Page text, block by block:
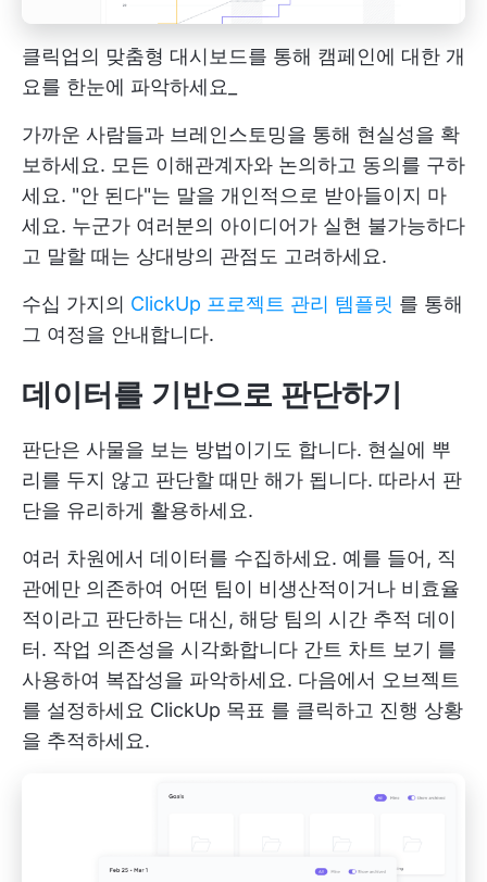
클릭업의 맞춤형 대시보드를 통해 캠페인에 대한 개
요를 한눈에 파악하세요_
가까운 사람들과 브레인스토밍을 통해 현실성을 확
보하세요. 모든 이해관계자와 논의하고 동의를 구하
세요. "안 된다"는 말을 개인적으로 받아들이지 마
세요. 누군가 여러분의 아이디어가 실현 불가능하다
고 말할 때는 상대방의 관점도 고려하세요.
수십 가지의 ClickUp 프로젝트 관리 템플릿 를 통해
그 여정을 안내합니다.
데이터를 기반으로 판단하기
판단은 사물을 보는 방법이기도 합니다. 현실에 뿌
리를 두지 않고 판단할 때만 해가 됩니다. 따라서 판
단을 유리하게 활용하세요.
여러 차원에서 데이터를 수집하세요. 예를 들어, 직
관에만 의존하여 어떤 팀이 비생산적이거나 비효율
적이라고 판단하는 대신, 해당 팀의 시간 추적 데이
터. 작업 의존성을 시각화합니다 간트 차트 보기 를
사용하여 복잡성을 파악하세요. 다음에서 오브젝트
를 설정하세요 ClickUp 목표 를 클릭하고 진행 상황
을 추적하세요.